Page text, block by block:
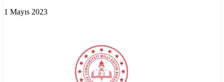
1 Mayıs 2023